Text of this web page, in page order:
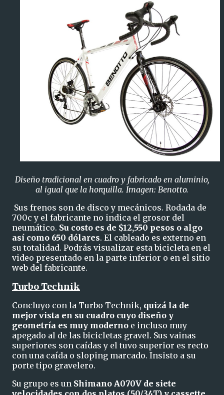
Diseño tradicional en cuadro y fabricado en aluminio,
al igual que la horquilla. Imagen: Benotto.
Sus frenos son de disco y mecánicos. Rodada de
700c y el fabricante no indica el grosor del
neumático. Su costo es de $12,550 pesos o algo
así como 650 dólares. El cableado es externo en
su totalidad. Podrás visualizar esta bicicleta en el
video presentado en la parte inferior o en el sitio
web del fabricante.
Turbo Technik
Concluyo con la Turbo Technik, quizá la de
mejor vista en su cuadro cuyo diseño y
geometría es muy moderno e incluso muy
apegado al de las bicicletas gravel. Sus vainas
superiores son caídas y el tuvo superior es recto
con una caída o sloping marcado. Insisto a su
porte tipo gravelero.
Su grupo es un Shimano A070V de siete